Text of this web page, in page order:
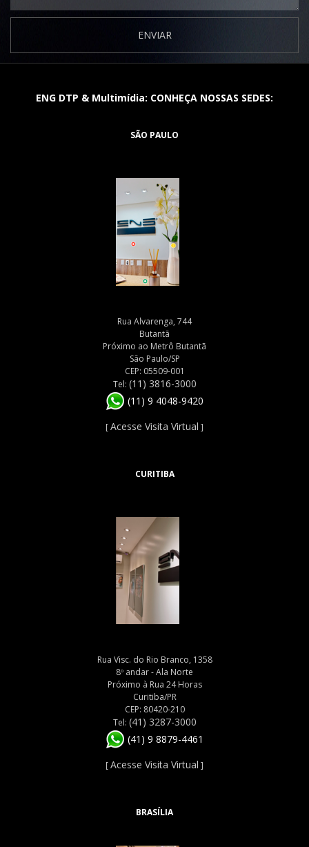
ENVIAR
ENG DTP & Multimídia: CONHEÇA NOSSAS SEDES:
SÃO PAULO
Rua Alvarenga, 744
Butantã
Próximo ao Metrô Butantã
São Paulo/SP
CEP: 05509-001
Tel: (11) 3816-3000
(11) 9 4048-9420
[Acesse Visita Virtual ]
CURITIBA
Rua Visc. do Rio Branco, 1358
8º andar - Ala Norte
Próximo à Rua 24 Horas
Curitiba/PR
CEP: 80420-210
Tel: (41) 3287-3000
(41) 9 8879-4461
[Acesse Visita Virtual ]
BRASÍLIA